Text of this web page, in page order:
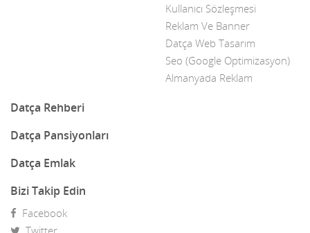
Dekorasyon
Demir Doğrama
Dergiler
Diğer Ürünler
Direk Sahibinden Emlak
Kullanıcı Sözleşmesi
Reklam Ve Banner
Datça Web Tasarım
Seo (Google Optimizasyon)
Almanyada Reklam
Datça Rehberi
Datça Pansiyonları
Datça Emlak
Bizi Takip Edin
Facebook
Twitter